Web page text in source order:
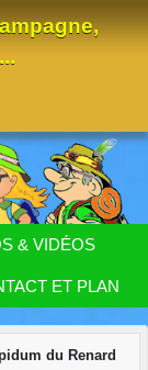
& VIDÉOS
ET PLAN
du Renard